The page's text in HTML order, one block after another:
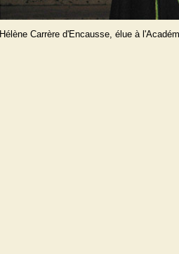
Hélène Carrère d'Encausse, élue à